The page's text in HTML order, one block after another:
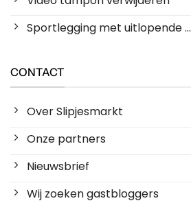
Sportlegging met uitlopende ...
CONTACT
Over Slipjesmarkt
Onze partners
Nieuwsbrief
Wij zoeken gastbloggers